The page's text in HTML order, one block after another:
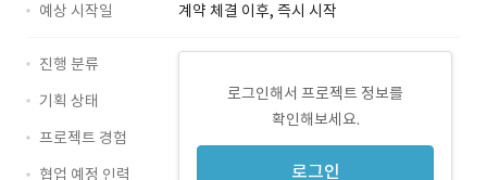
예상 시작일
계약 체결 이후, 즉시 시작
로그인해서 프로젝트 정보를
확인해보세요.
로그인
진행 분류
기획 상태
프로젝트 경험
협업 예정 인력